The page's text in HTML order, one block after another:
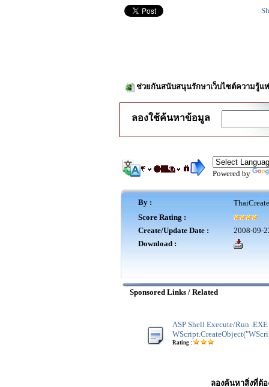
ช่วยกันสนับสนุนรักษาเว็บไซต์ความรู้แ
ลองใช้ค้นหาข้อมูล
Powered by
By :
Score Rating :
Create/Update Date :
2008-09-
Download :
Sponsored Links / Related
ASP Shell Execute/Run .EXE
Rating :
ลองค้นหาสิ่งที่ต้อ